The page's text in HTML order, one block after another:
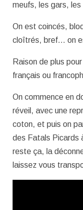
meufs, les gars,
On est coincés,
cloîtrés, bref… on
Raison de plus
français ou
On commence en
réveil, avec une
coton, et puis on
des Fatals Picards
reste ça, la
laissez vous